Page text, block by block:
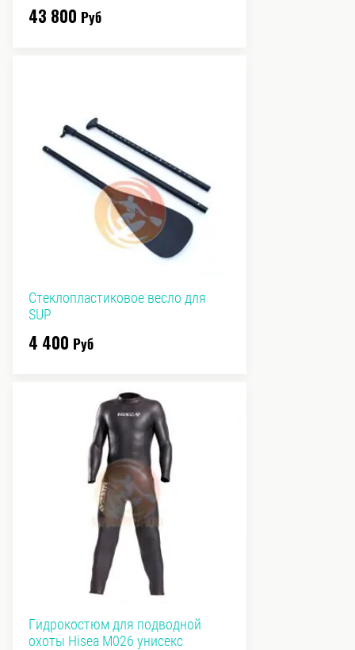
43 800 Руб
Стеклопластиковое весло для
SUP
4 400 Руб
Гидрокостюм для подводной
охоты Hisea M026 унисекс